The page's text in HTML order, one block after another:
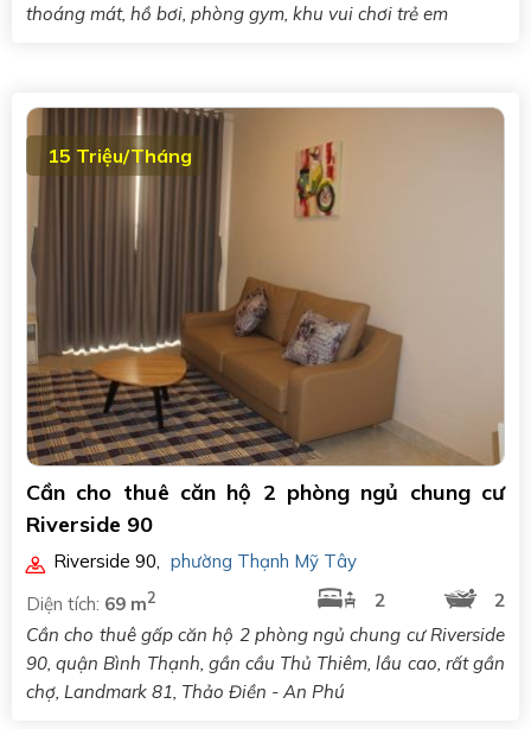
thoáng mát, hồ bơi, phòng gym, khu vui chơi trẻ em
15 Triệu/Tháng
Cần cho thuê căn hộ 2 phòng ngủ chung cư
Riverside 90
Riverside 90, phường Thạnh Mỹ Tây
Diện tích: 69 m2 2
2
Cần cho thuê gấp căn hộ 2 phòng ngủ chung cư Riverside
90, quận Bình Thạnh, gần cầu Thủ Thiêm, lầu cao, rất gần
chợ, Landmark 81, Thảo Điền - An Phú